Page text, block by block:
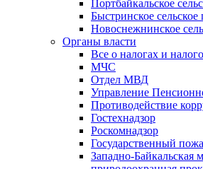
Портбайкальское
Быстринское сельское
Новоснежнинское
Органы власти
Все о налогах и
МЧС
Отдел МВД
Управление
Противодействие
Гостехнадзор
Роскомнадзор
Государственный
Западно-Байкальская